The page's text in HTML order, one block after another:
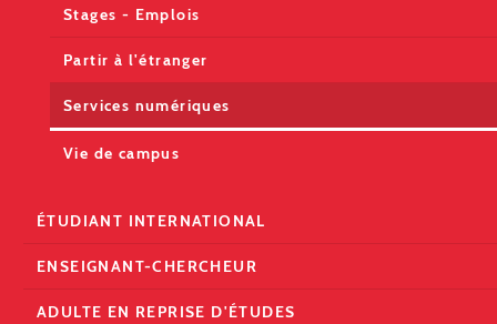
Stages - Emplois
Partir à l'étranger
Services numériques
Vie de campus
ÉTUDIANT INTERNATIONAL
ENSEIGNANT-CHERCHEUR
ADULTE EN REPRISE D'ÉTUDES